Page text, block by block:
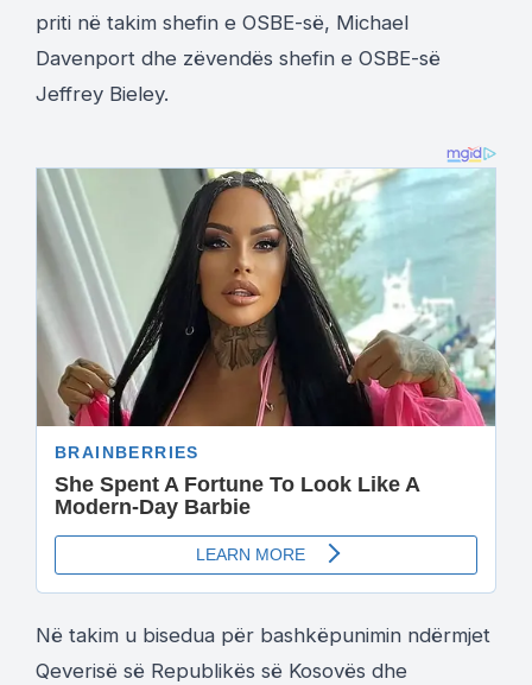
priti në takim shefin e OSBE-së, Michael
Davenport dhe zëvendës shefin e OSBE-së
Jeffrey Bieley.
Në takim u bisedua për bashkëpunimin ndërmjet
Qeverisë së Republikës së Kosovës dhe